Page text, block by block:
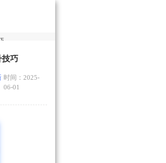
技巧
时间：2025-
06-01